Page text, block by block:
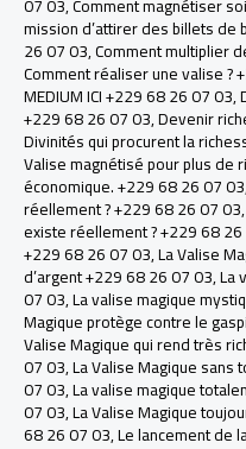
07 03,Comment magnétiser
mission d’attirer des billets de
26 07 03,Comment multiplier
Comment réaliser une valise ?
MEDIUM ICI +229 68 26 07 03,
+229 68 26 07 03,Devenir
Divinités qui procurent la
Valise magnétisé pour plus
économique. +229 68 26 07 03
réellement ? +229 68 26 07 03,
existe réellement ? +229 68
+229 68 26 07 03,La Valise
d’argent +229 68 26 07 03,La
07 03,La valise magique
Magique protège contre le
Valise Magique qui rend très
07 03,La Valise Magique
07 03,La valise magique
07 03,La Valise Magique
68 26 07 03,Le lancement de